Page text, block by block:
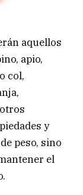
aquellos
apio,
col,
y
peso, sino
el